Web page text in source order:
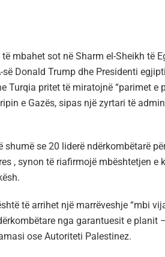
mbahet sot në Sharm el-Sheikh të
Donald Trump dhe Presidenti
Turqia pritet të miratojnë “parimet e
e Gazës, sipas një zyrtari të
se 20 liderë ndërkombëtarë
, synon të riafirmojë mbështetjen e
të arrihet një marrëveshje “mbi
nga garantuesit e planit
ose Autoriteti Palestinez.